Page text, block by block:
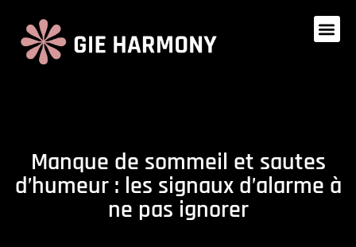
Manque de sommeil et sautes
d’humeur : les signaux d’alarme à
ne pas ignorer